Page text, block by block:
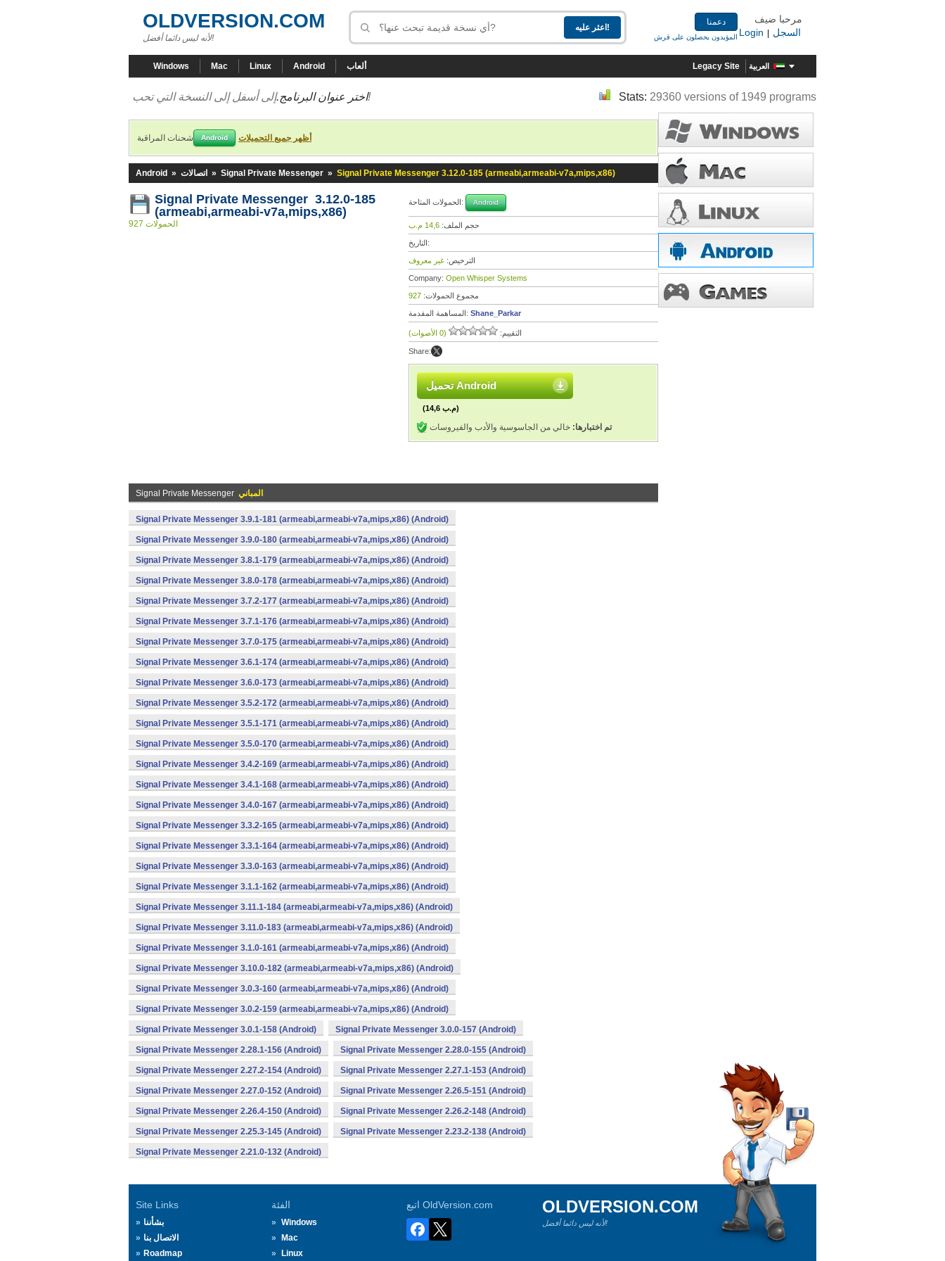
OLDVERSION.COM
لأنه ليس دائما أفضل!
دعمنا
المؤيدون يحصلون على قرش
مرحبا ضيف
Login
السجل
Windows Mac Linux Android ألعاب Legacy Site العربية
اختر عنوان البرنامج.إلى أسفل إلى النسخة التي تحب! Stats: 29360 versions of 1949 programs
شحنات المراقبة Android أظهر جميع التحميلات
Android » اتصالات » Signal Private Messenger » Signal Private Messenger 3.12.0-185 (armeabi,armeabi-v7a,mips,x86)
Signal Private Messenger 3.12.0-185
(armeabi,armeabi-v7a,mips,x86)
927 الحمولات
الحمولات المتاحة: Android
حجم الملف: 14,6 م.ب
التاريخ:
الترخيص: غير معروف
Company: Open Whisper Systems
مجموع الحمولات: 927
المساهمة المقدمة: Shane_Parkar
التقييم: (0 الأصوات)
Share:
تحميل Android
(14,6 م.ب)
تم اختبارها: خالي من الجاسوسية والأدب والفيروسات
Signal Private Messenger المباني
Signal Private Messenger 3.9.1-181 (armeabi,armeabi-v7a,mips,x86) (Android)
Signal Private Messenger 3.9.0-180 (armeabi,armeabi-v7a,mips,x86) (Android)
Signal Private Messenger 3.8.1-179 (armeabi,armeabi-v7a,mips,x86) (Android)
Signal Private Messenger 3.8.0-178 (armeabi,armeabi-v7a,mips,x86) (Android)
Signal Private Messenger 3.7.2-177 (armeabi,armeabi-v7a,mips,x86) (Android)
Signal Private Messenger 3.7.1-176 (armeabi,armeabi-v7a,mips,x86) (Android)
Signal Private Messenger 3.7.0-175 (armeabi,armeabi-v7a,mips,x86) (Android)
Signal Private Messenger 3.6.1-174 (armeabi,armeabi-v7a,mips,x86) (Android)
Signal Private Messenger 3.6.0-173 (armeabi,armeabi-v7a,mips,x86) (Android)
Signal Private Messenger 3.5.2-172 (armeabi,armeabi-v7a,mips,x86) (Android)
Signal Private Messenger 3.5.1-171 (armeabi,armeabi-v7a,mips,x86) (Android)
Signal Private Messenger 3.5.0-170 (armeabi,armeabi-v7a,mips,x86) (Android)
Signal Private Messenger 3.4.2-169 (armeabi,armeabi-v7a,mips,x86) (Android)
Signal Private Messenger 3.4.1-168 (armeabi,armeabi-v7a,mips,x86) (Android)
Signal Private Messenger 3.4.0-167 (armeabi,armeabi-v7a,mips,x86) (Android)
Signal Private Messenger 3.3.2-165 (armeabi,armeabi-v7a,mips,x86) (Android)
Signal Private Messenger 3.3.1-164 (armeabi,armeabi-v7a,mips,x86) (Android)
Signal Private Messenger 3.3.0-163 (armeabi,armeabi-v7a,mips,x86) (Android)
Signal Private Messenger 3.1.1-162 (armeabi,armeabi-v7a,mips,x86) (Android)
Signal Private Messenger 3.11.1-184 (armeabi,armeabi-v7a,mips,x86) (Android)
Signal Private Messenger 3.11.0-183 (armeabi,armeabi-v7a,mips,x86) (Android)
Signal Private Messenger 3.1.0-161 (armeabi,armeabi-v7a,mips,x86) (Android)
Signal Private Messenger 3.10.0-182 (armeabi,armeabi-v7a,mips,x86) (Android)
Signal Private Messenger 3.0.3-160 (armeabi,armeabi-v7a,mips,x86) (Android)
Signal Private Messenger 3.0.2-159 (armeabi,armeabi-v7a,mips,x86) (Android)
Signal Private Messenger 3.0.1-158 (Android) Signal Private Messenger 3.0.0-157 (Android)
Signal Private Messenger 2.28.1-156 (Android) Signal Private Messenger 2.28.0-155 (Android)
Signal Private Messenger 2.27.2-154 (Android) Signal Private Messenger 2.27.1-153 (Android)
Signal Private Messenger 2.27.0-152 (Android) Signal Private Messenger 2.26.5-151 (Android)
Signal Private Messenger 2.26.4-150 (Android) Signal Private Messenger 2.26.2-148 (Android)
Signal Private Messenger 2.25.3-145 (Android) Signal Private Messenger 2.23.2-138 (Android)
Signal Private Messenger 2.21.0-132 (Android)
Site Links
بشأننا
الاتصال بنا
Roadmap
الفئة
Windows
Mac
Linux
اتبع OldVersion.com OLDVERSION.COM
لأنه ليس دائما أفضل!